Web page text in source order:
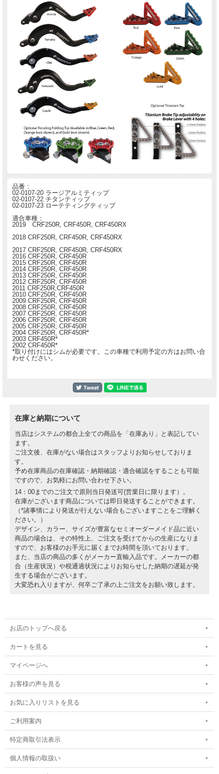
品番：
02-0107-20 ラージアルミティップ
02-0107-22 チタンティップ
02-0107-23 ローテティングティップ
適合車種：
2019 CRF250R, CRF450R, CRF450RX
2018 CRF250R, CRF450R, CRF450RX
2017 CRF250R, CRF450R, CRF450RX
2016 CRF250R, CRF450R
2015 CRF250R, CRF450R
2014 CRF250R, CRF450R
2013 CRF250R, CRF450R
2012 CRF250R, CRF450R
2011 CRF250R,CRF450R
2010 CRF250R, CRF450R
2009 CRF250R, CRF450R
2008 CRF250R, CRF450R
2007 CRF250R, CRF450R
2006 CRF250R, CRF450R
2005 CRF250R, CRF450R
2004 CRF250R, CRF450R*
2003 CRF450R*
2002 CRF450R*
*取り付けにはシムが必要です。この車種で利用予定の方はお問い合
わせください。
在庫と納期について
当店はシステムの都合上全ての商品を「在庫あり」と表記してい
ます。
ご注文後、在庫がない場合はスタッフよりお知らせしておりま
す。
予め在庫商品の在庫確認・納期確認・適合確認をすることも可能
ですので、お気軽にお問い合わせ下さい。
14：00までのご注文で原則当日発送可(営業日に限ります）。
在庫がございます商品については即日発送することができます。
（*諸事情により発送が行えない場合もございますことをご理解く
ださい。）
デザイン、カラー、サイズが豊富なセミオーダーメイド品に近い
商品の場合は、その特性上、ご注文を受けてからの生産になりま
すので、お客様のお手元に届くまでお時間を頂いております。
また、当店の商品の多くがメーカー直輸入品です。メーカーの都
合（生産状況）や税通過状況によりお知らせした納期の遅延が発
生する場合がございます。
大変恐れ入りますが、何卒ご了承の上ご注文をお願い致します。
お店のトップへ戻る
カートを見る
マイページへ
お客様の声を見る
お気に入りリストを見る
ご利用案内
特定商取引法表示
個人情報の取扱い